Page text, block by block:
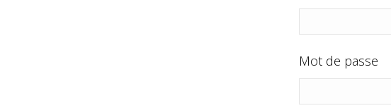
Mot de passe